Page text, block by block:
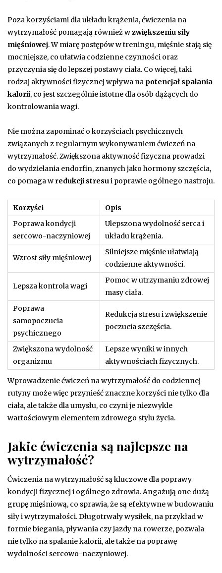
Poza korzyściami dla układu krążenia, ćwiczenia na
wytrzymałość pomagają również wzwiększeniu siły
mięśniowej. W miarę postępów w treningu, mięśnie stają się
mocniejsze, co ułatwia codzienne czynności oraz
przyczynia się do lepszej postawy ciała. Co więcej, taki
rodzaj aktywności fizycznej wpływa na potencjał spalania
kalorii, co jest szczególnie istotne dla osób dążących do
kontrolowania wagi.
Nie można zapominać o korzyściach psychicznych
związanych z regularnym wykonywaniem ćwiczeń na
wytrzymałość. Zwiększona aktywność fizyczna prowadzi
do wydzielania endorfin, znanych jako hormony szczęścia,
co pomaga w redukcji stresui poprawie ogólnego nastroju.
Korzyści
Opis
Poprawa kondycji
sercowo-naczyniowej
Ulepszona wydolność serca i
układu krążenia.
Wzrost siły mięśniowej
Silniejsze mięśnie ułatwiają
codzienne aktywności.
Lepsza kontrola wagi
Pomoc w utrzymaniu zdrowej
masy ciała.
Poprawa
samopoczucia
psychicznego
Redukcja stresu i zwiększenie
poczucia szczęścia.
Zwiększona wydolność
organizmu
Lepsze wyniki w innych
aktywnościach fizycznych.
Wprowadzenie ćwiczeń na wytrzymałość do codziennej
rutyny może więc przynieść znaczne korzyści nie tylko dla
ciała, ale także dla umysłu, co czyni je niezwykle
wartościowym elementem zdrowego stylu życia.
Jakie ćwiczenia są najlepsze na
wytrzymałość?
Ćwiczenia na wytrzymałość są kluczowe dla poprawy
kondycji fizycznej i ogólnego zdrowia. Angażują one dużą
grupę mięśniową, co sprawia, że są efektywne w budowaniu
siły i wytrzymałości. Długotrwały wysiłek, na przykład w
formie biegania, pływania czy jazdy na rowerze, pozwala
nie tylko na spalanie kalorii, ale także na poprawę
wydolności sercowo-naczyniowej.